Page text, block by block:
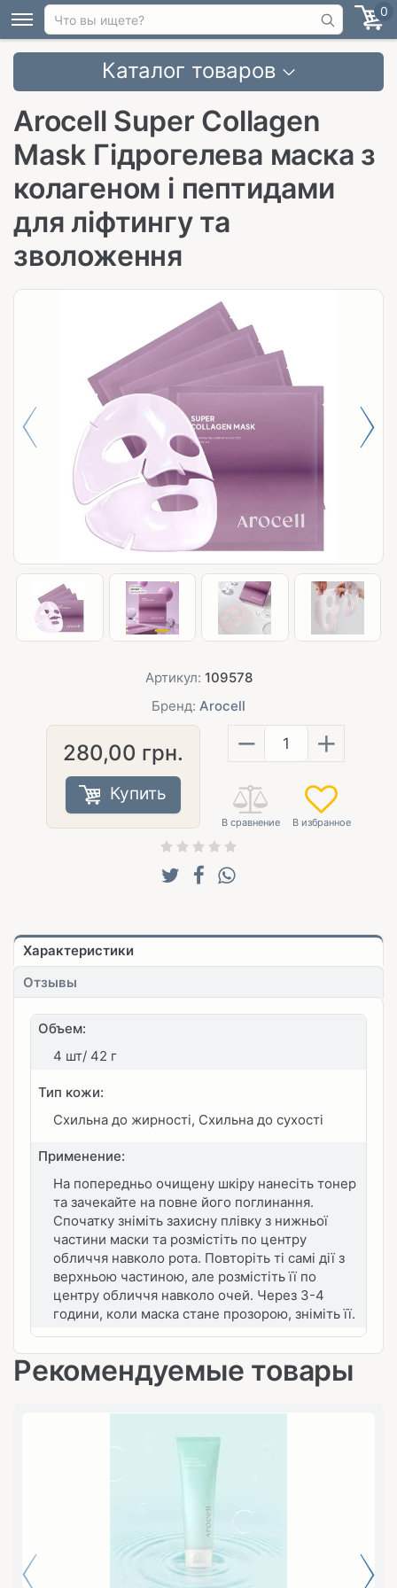
0
Каталог товаров
Arocell Super Collagen
Mask Гідрогелева маска з
колагеном і пептидами
для ліфтингу та
зволоження
Артикул: 109578
Бренд: Arocell
280,00 грн.
Купить
− +
Характеристики
Отзывы
Объем:
4 шт/ 42 г
Тип кожи:
Схильна до жирності, Схильна до сухості
Применение:
На попередньо очищену шкіру нанесіть тонер
та зачекайте на повне його поглинання.
Спочатку зніміть захисну плівку з нижньої
частини маски та розмістіть по центру
обличчя навколо рота. Повторіть ті самі дії з
верхньою частиною, але розмістіть її по
центру обличчя навколо очей. Через 3-4
години, коли маска стане прозорою, зніміть її.
Рекомендуемые товары